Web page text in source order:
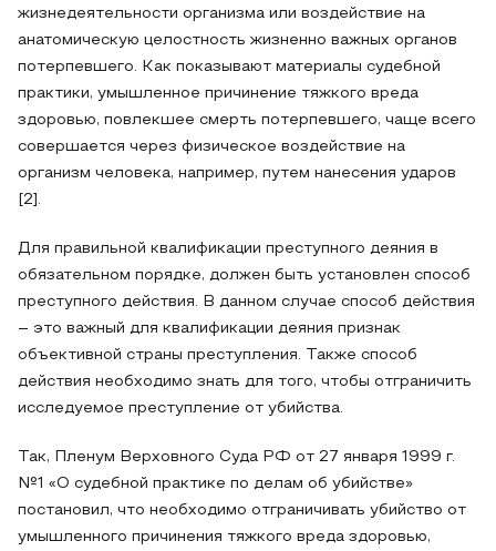
жизнедеятельности организма или воздействие на
анатомическую целостность жизненно важных органов
потерпевшего. Как показывают материалы судебной
практики, умышленное причинение тяжкого вреда
здоровью, повлекшее смерть потерпевшего, чаще всего
совершается через физическое воздействие на
организм человека, например, путем нанесения ударов
[2].
Для правильной квалификации преступного деяния в
обязательном порядке, должен быть установлен способ
преступного действия. В данном случае способ действия
– это важный для квалификации деяния признак
объективной страны преступления. Также способ
действия необходимо знать для того, чтобы отграничить
исследуемое преступление от убийства.
Так, Пленум Верховного Суда РФ от 27 января 1999 г.
№1 «О судебной практике по делам об убийстве»
постановил, что необходимо отграничивать убийство от
умышленного причинения тяжкого вреда здоровью,